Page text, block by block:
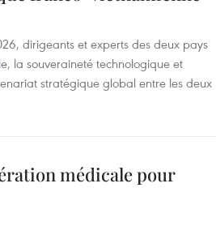
dirigeants et experts des deux pays
la souveraineté technologique et
stratégique global entre les deux
médicale pour